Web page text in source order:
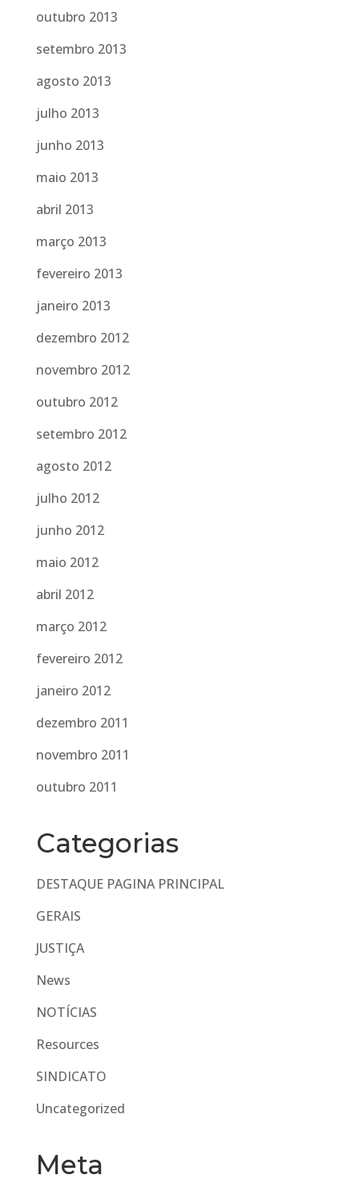
outubro 2013
setembro 2013
agosto 2013
julho 2013
junho 2013
maio 2013
abril 2013
março 2013
fevereiro 2013
janeiro 2013
dezembro 2012
novembro 2012
outubro 2012
setembro 2012
agosto 2012
julho 2012
junho 2012
maio 2012
abril 2012
março 2012
fevereiro 2012
janeiro 2012
dezembro 2011
novembro 2011
outubro 2011
Categorias
DESTAQUE PAGINA PRINCIPAL
GERAIS
JUSTIÇA
News
NOTÍCIAS
Resources
SINDICATO
Uncategorized
Meta